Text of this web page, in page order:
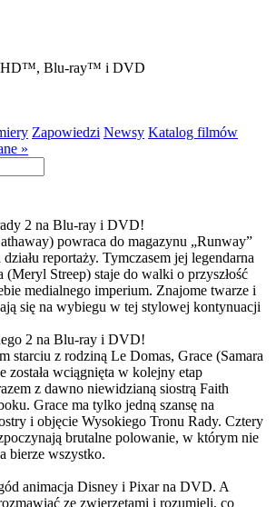
Blu-ray™ i DVD
Zapowiedzi Newsy Katalog filmów
»
2 na Blu-ray i DVD!
powraca do magazynu „Runway”
reportaży. Tymczasem jej legendarna
(Meryl Streep) staje do walki o przyszłość
medialnego imperium. Znajome twarze i
się na wybiegu w tej stylowej kontynuacji
2 na Blu-ray i DVD!
starciu z rodziną Le Domas, Grace (Samara
została wciągnięta w kolejny etap
z dawno niewidzianą siostrą Faith
Grace ma tylko jedną szansę na
i objęcie Wysokiego Tronu Rady. Cztery
brutalne polowanie, w którym nie
bierze wszystko.
animacja Disney i Pixar na DVD. A
ze zwierzętami i rozumieli, co